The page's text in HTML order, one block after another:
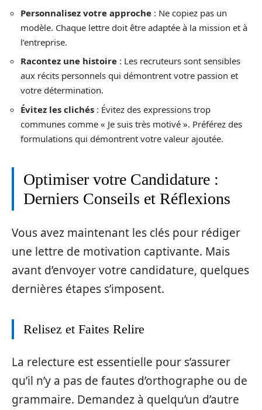
Personnalisez votre approche : Ne copiez pas un
modèle. Chaque lettre doit être adaptée à la mission et à
l’entreprise.
Racontez une histoire : Les recruteurs sont sensibles
aux récits personnels qui démontrent votre passion et
votre détermination.
Évitez les clichés : Évitez des expressions trop
communes comme « Je suis très motivé ». Préférez des
formulations qui démontrent votre valeur ajoutée.
Optimiser votre Candidature :
Derniers Conseils et Réflexions
Vous avez maintenant les clés pour rédiger
une lettre de motivation captivante. Mais
avant d’envoyer votre candidature, quelques
dernières étapes s’imposent.
Relisez et Faites Relire
La relecture est essentielle pour s’assurer
qu’il n’y a pas de fautes d’orthographe ou de
grammaire. Demandez à quelqu’un d’autre